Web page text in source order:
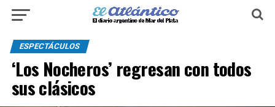
ESPECTÁCULOS
‘Los Nocheros’ regresan con todos
sus clásicos